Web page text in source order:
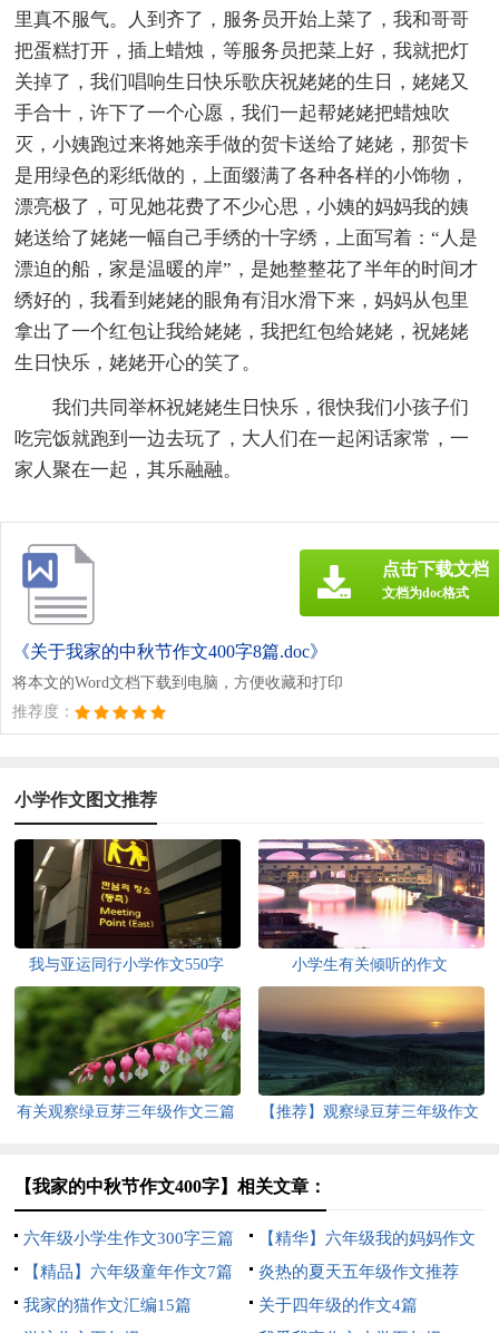
里真不服气。人到齐了，服务员开始上菜了，我和哥哥
把蛋糕打开，插上蜡烛，等服务员把菜上好，我就把灯
关掉了，我们唱响生日快乐歌庆祝姥姥的生日，姥姥又
手合十，许下了一个心愿，我们一起帮姥姥把蜡烛吹
灭，小姨跑过来将她亲手做的贺卡送给了姥姥，那贺卡
是用绿色的彩纸做的，上面缀满了各种各样的小饰物，
漂亮极了，可见她花费了不少心思，小姨的妈妈我的姨
姥送给了姥姥一幅自己手绣的十字绣，上面写着：“人是
漂迫的船，家是温暖的岸”，是她整整花了半年的时间才
绣好的，我看到姥姥的眼角有泪水滑下来，妈妈从包里
拿出了一个红包让我给姥姥，我把红包给姥姥，祝姥姥
生日快乐，姥姥开心的笑了。
我们共同举杯祝姥姥生日快乐，很快我们小孩子们
吃完饭就跑到一边去玩了，大人们在一起闲话家常，一
家人聚在一起，其乐融融。
《关于我家的中秋节作文400字8篇.doc》
将本文的Word文档下载到电脑，方便收藏和打印
推荐度：
点击下载文档
文档为doc格式
小学作文图文推荐
我与亚运同行小学作文550字 小学生有关倾听的作文
有关观察绿豆芽三年级作文三篇
【推荐】观察绿豆芽三年级作文
【我家的中秋节作文400字】相关文章：
六年级小学生作文300字三篇
【精华】六年级我的妈妈作文
300字4篇
【精品】六年级童年作文7篇
炎热的夏天五年级作文推荐
我家的猫作文汇编15篇
关于四年级的作文4篇